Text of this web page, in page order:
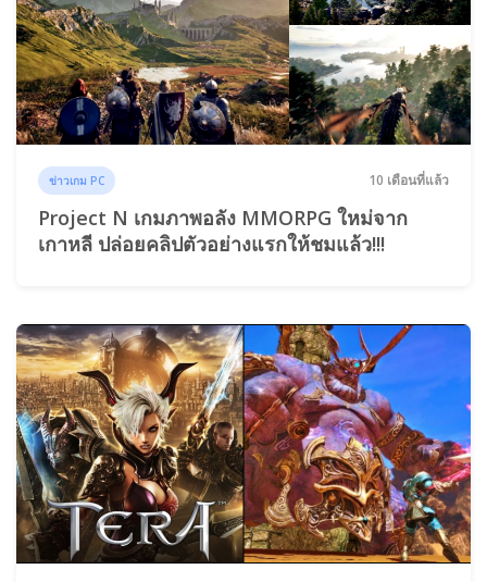
ข่าวเกม PC 10 เดือนที่แล้ว
Project N เกมภาพอลัง MMORPG ใหม่จาก
เกาหลี ปล่อยคลิปตัวอย่างแรกให้ชมแล้ว!!!